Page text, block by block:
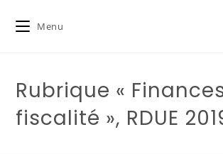
Menu
Rubrique «
fiscalité », RDUE